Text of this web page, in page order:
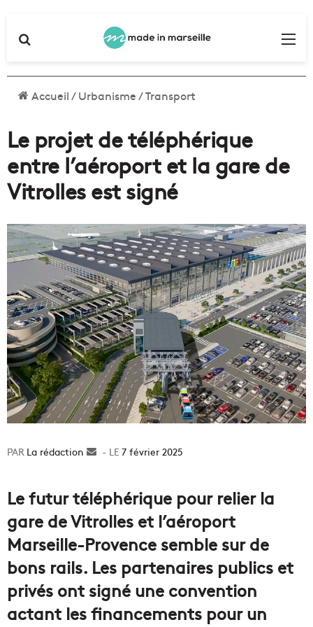
Accueil/Urbanisme/Transport
Le projet de téléphérique
entre l’aéroport et la gare de
Vitrolles est signé
La rédaction
Envoyer7 février 2025
Le futur téléphérique pour relier la
gare de Vitrolles et l’aéroport
Marseille-Provence semble sur de
bons rails. Les partenaires publics et
privés ont signé une convention
actant les financements pour un